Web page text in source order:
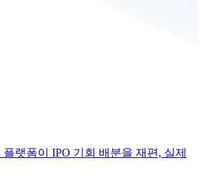
랫폼이 IPO 기회 배분을 재편, 실제